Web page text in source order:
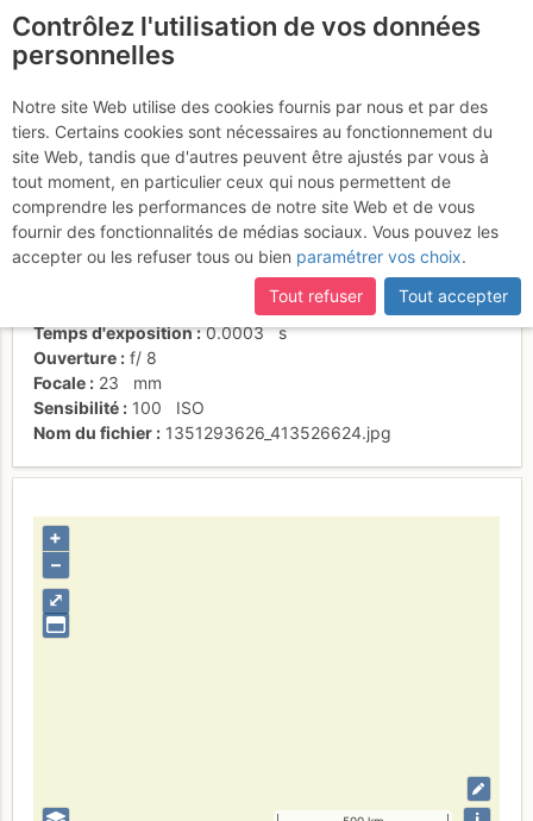
Grand Crozet
Activités
Date/heure
24 oct. 2012 14:28
Contributeur
campdedrôles
individuel (CC by-nc-nd)
FUJIFILM FinePix X100
Temps d'exposition
0.0003 s
Ouverture
f/ 8
Focale
23
mm
Sensibilité
100
ISO
Nom du fichier
1351293626_413526624.jpg
⤢
+
–
Contrôlez l'utilisation de vos données
personnelles
Notre site Web utilise des cookies fournis par nous et par des
tiers. Certains cookies sont nécessaires au fonctionnement du
site Web, tandis que d'autres peuvent être ajustés par vous à
tout moment, en particulier ceux qui nous permettent de
comprendre les performances de notre site Web et de vous
fournir des fonctionnalités de médias sociaux. Vous pouvez les
accepter ou les refuser tous ou bien paramétrer vos choix.
Tout refuser
Tout accepter